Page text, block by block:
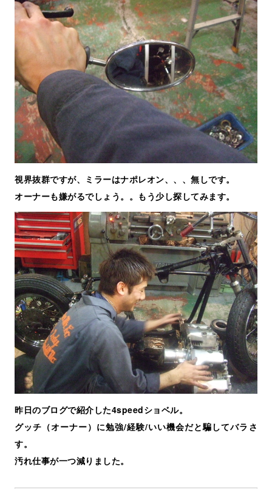
視界抜群ですが、ミラーはナポレオン、、、無しです。
オーナーも嫌がるでしょう。。もう少し探してみます。
昨日のブログで紹介した4speedショベル。
グッチ（オーナー）に勉強/経験/いい機会だと騙してバラさ
す。
汚れ仕事が一つ減りました。